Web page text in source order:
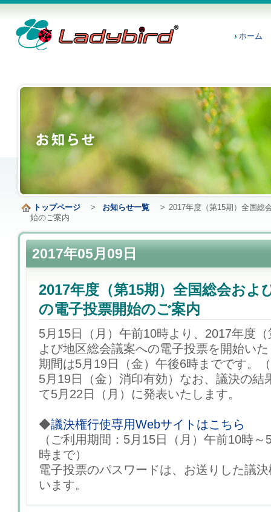
ホーム
トップページ > お知らせ一覧 > 2017年度（第15期）全国総
始のご案内
2017年05月09日
2017年度（第15期）全国総会およ
の電子投票開始のご案内
5月15日（月）午前10時より、2017年度
よび地区総会議案への電子投票を開始い
期間は5月19日（金）午後6時までです。
5月19日（金）消印有効）なお、議決の結
て5月22日（月）に発表いたします。
◆議決権行使専用Webサイトはこちら
（ご利用期間：5月15日（月）午前10時
時まで）
電子投票のパスワードは、お送りした議
います。